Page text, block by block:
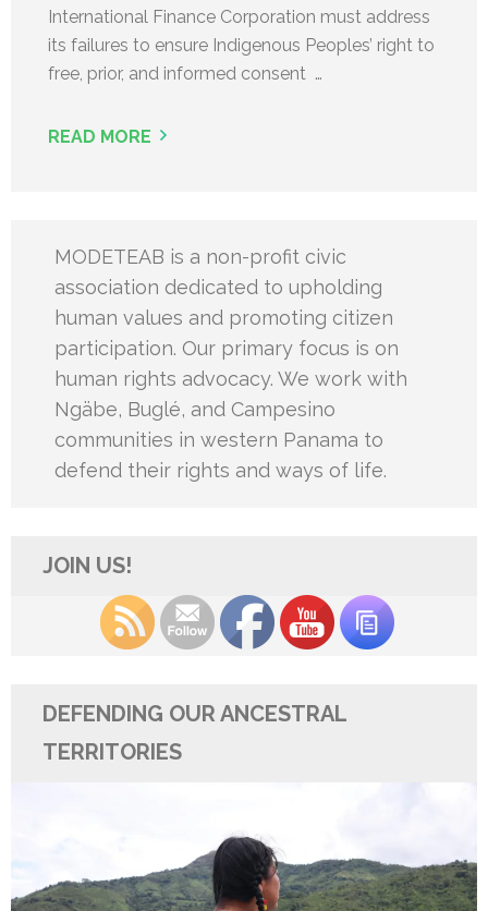
International Finance Corporation must address
its failures to ensure Indigenous Peoples’ right to
free, prior, and informed consent …
READ MORE
MODETEAB is a non-profit civic
association dedicated to upholding
human values and promoting citizen
participation. Our primary focus is on
human rights advocacy. We work with
Ngäbe, Buglé, and Campesino
communities in western Panama to
defend their rights and ways of life.
JOIN US!
DEFENDING OUR ANCESTRAL
TERRITORIES